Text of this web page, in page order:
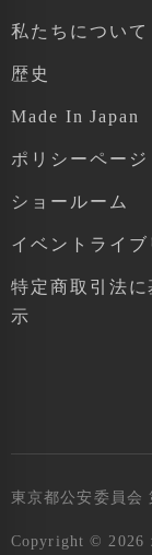
私たちについて
歴史
Made In Japan
ポリシーページ
ショールーム
イベントライブ
特定商取引法に
示
東京都公安委員会
Copyright © 2026